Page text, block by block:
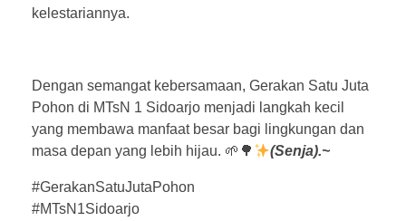
kelestariannya.
Dengan semangat kebersamaan, Gerakan Satu Juta
Pohon di MTsN 1 Sidoarjo menjadi langkah kecil
yang membawa manfaat besar bagi lingkungan dan
masa depan yang lebih hijau. 🌱🌳
(Senja).~
#GerakanSatuJutaPohon
#MTsN1Sidoarjo